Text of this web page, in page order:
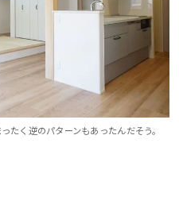
たく逆のパターンもあったんだそう。